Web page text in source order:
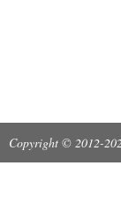
Copyright © 2012-